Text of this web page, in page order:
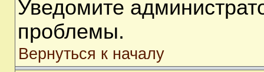
Уведомите
проблемы.
Вернуться к началу